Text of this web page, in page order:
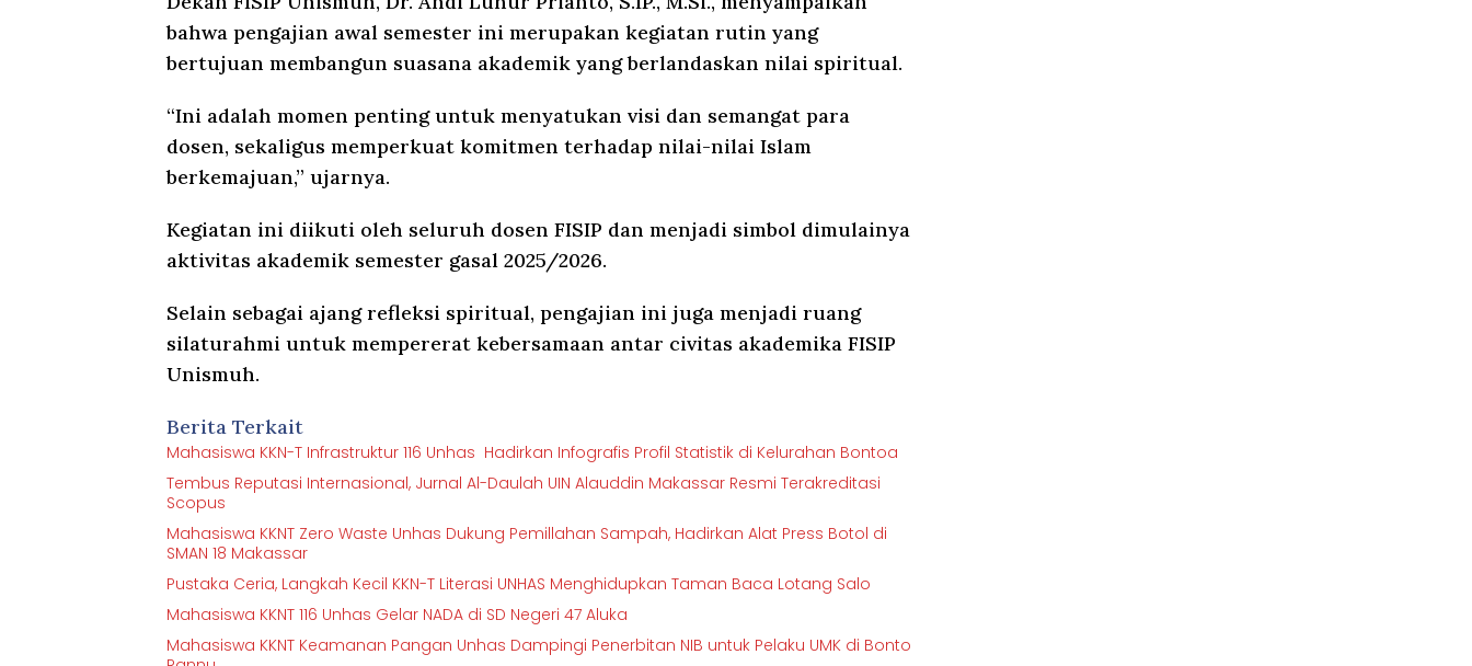
bahwa pengajian awal semester ini merupakan kegiatan rutin yang
bertujuan membangun suasana akademik yang berlandaskan nilai spiritual.
“Ini adalah momen penting untuk menyatukan visi dan semangat para
dosen, sekaligus memperkuat komitmen terhadap nilai-nilai Islam
berkemajuan,” ujarnya.
Kegiatan ini diikuti oleh seluruh dosen FISIP dan menjadi simbol dimulainya
aktivitas akademik semester gasal 2025/2026.
Selain sebagai ajang refleksi spiritual, pengajian ini juga menjadi ruang
silaturahmi untuk mempererat kebersamaan antar civitas akademika FISIP
Unismuh.
Berita Terkait
Mahasiswa KKN-T Infrastruktur 116 Unhas Hadirkan Infografis Profil Statistik di Kelurahan Bontoa
Tembus Reputasi Internasional, Jurnal Al-Daulah UIN Alauddin Makassar Resmi Terakreditasi
Scopus
Mahasiswa KKNT Zero Waste Unhas Dukung Pemillahan Sampah, Hadirkan Alat Press Botol di
SMAN 18 Makassar
Pustaka Ceria, Langkah Kecil KKN-T Literasi UNHAS Menghidupkan Taman Baca Lotang Salo
Mahasiswa KKNT 116 Unhas Gelar NADA di SD Negeri 47 Aluka
Mahasiswa KKNT Keamanan Pangan Unhas Dampingi Penerbitan NIB untuk Pelaku UMK di Bonto